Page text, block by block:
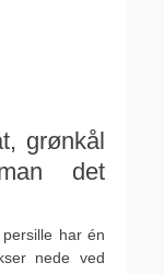
grønkål
det
har én
nede ved